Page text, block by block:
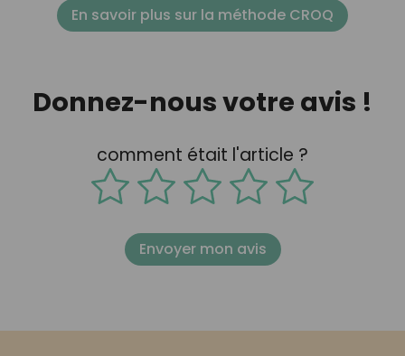
En savoir plus sur la méthode CROQ
Donnez-nous votre avis !
comment était l'article ?
Envoyer mon avis